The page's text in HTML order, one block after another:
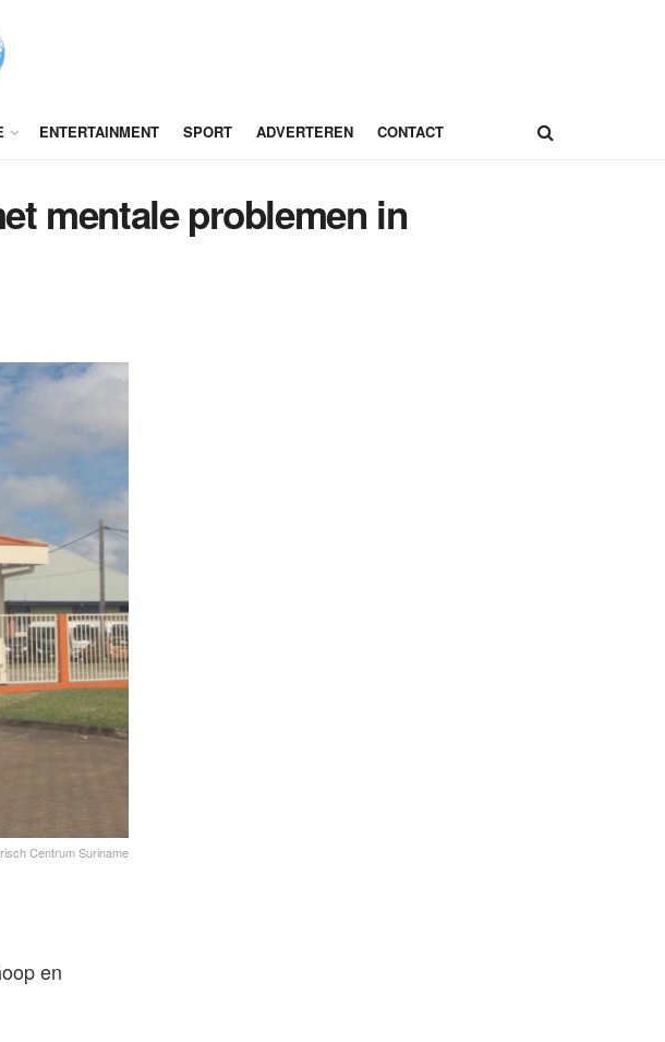
ENTERTAINMENT SPORT ADVERTEREN CONTACT
mentale problemen in
Centrum Suriname
en